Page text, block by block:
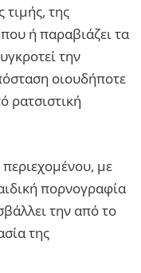
τιμής, της
ή παραβιάζει τα
την
οιουδήποτε
ρατσιστική
με
πορνογραφία
την από το
της